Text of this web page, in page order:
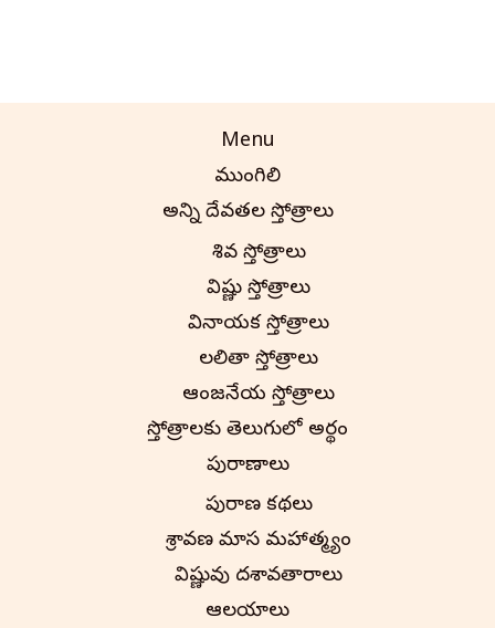
Menu
ముంగిలి
అన్ని దేవతల స్తోత్రాలు
శివ స్తోత్రాలు
విష్ణు స్తోత్రాలు
వినాయక స్తోత్రాలు
లలితా స్తోత్రాలు
ఆంజనేయ స్తోత్రాలు
స్తోత్రాలకు తెలుగులో అర్థం
పురాణాలు
పురాణ కథలు
శ్రావణ మాస మహాత్మ్యం
విష్ణువు దశావతారాలు
ఆలయాలు